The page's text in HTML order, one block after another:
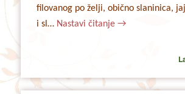
filovanog po želji, obično slaninica,
i sl… Nastavi čitanje→